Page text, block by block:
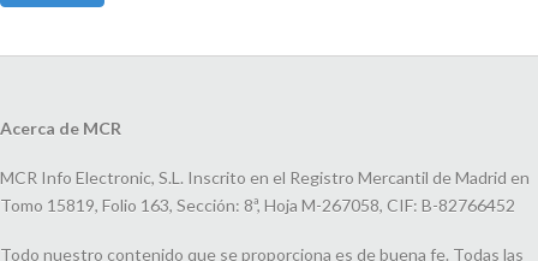
Acerca de MCR
MCR Info Electronic, S.L. Inscrito en el Registro Mercantil de Madrid en
Tomo 15819, Folio 163, Sección: 8ª, Hoja M-267058, CIF: B-82766452
Todo nuestro contenido que se proporciona es de buena fe. Todas las